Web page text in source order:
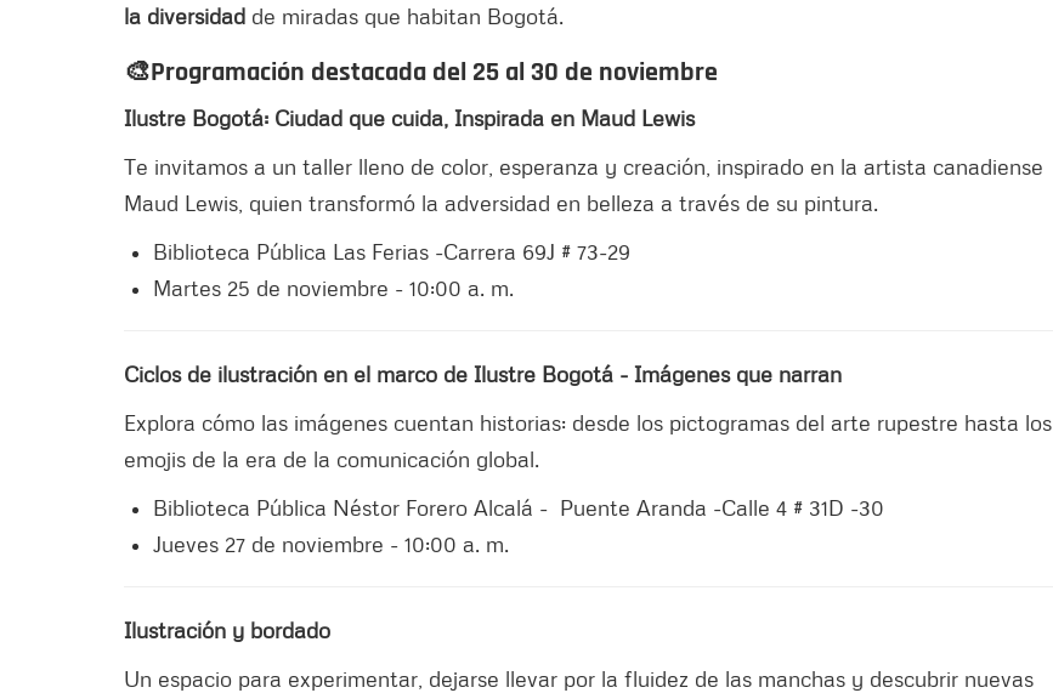
la diversidad de miradas que habitan Bogotá.
🎨Programación destacada del 25 al 30 de noviembre
Ilustre Bogotá: Ciudad que cuida, Inspirada en Maud Lewis
Te invitamos a un taller lleno de color, esperanza y creación, inspirado en la artista canadiense
Maud Lewis, quien transformó la adversidad en belleza a través de su pintura.
Biblioteca Pública Las Ferias -Carrera 69J # 73-29
Martes 25 de noviembre - 10:00 a. m.
Ciclos de ilustración en el marco de Ilustre Bogotá - Imágenes que narran
Explora cómo las imágenes cuentan historias: desde los pictogramas del arte rupestre hasta los
emojis de la era de la comunicación global.
Biblioteca Pública Néstor Forero Alcalá - Puente Aranda -Calle 4 # 31D -30
Jueves 27 de noviembre - 10:00 a. m.
Ilustración y bordado
Un espacio para experimentar, dejarse llevar por la fluidez de las manchas y descubrir nuevas